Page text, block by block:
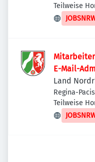
Teilweise
E-Mail-
Land
Regina-
Teilweise